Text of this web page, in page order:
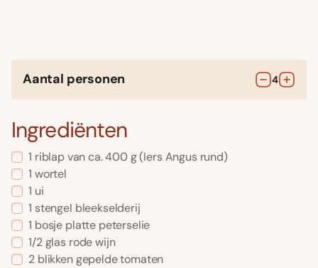
Aantal personen 4
Ingrediënten
1 riblap van ca. 400 g (Iers Angus rund)
1 wortel
1 ui
1 stengel bleekselderij
1 bosje platte peterselie
1/2 glas rode wijn
2 blikken gepelde tomaten